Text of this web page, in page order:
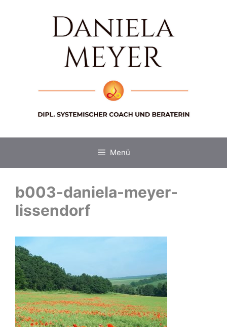
Menü
b003-daniela-meyer-
lissendorf